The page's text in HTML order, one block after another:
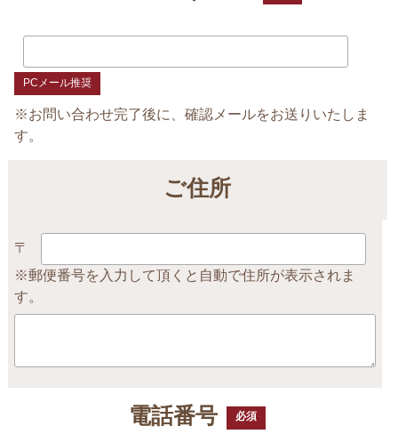
PCメール推奨
※お問い合わせ完了後に、確認メールをお送りいたしま
す。
ご住所
〒
※郵便番号を入力して頂くと自動で住所が表示されま
す。
電話番号 必須